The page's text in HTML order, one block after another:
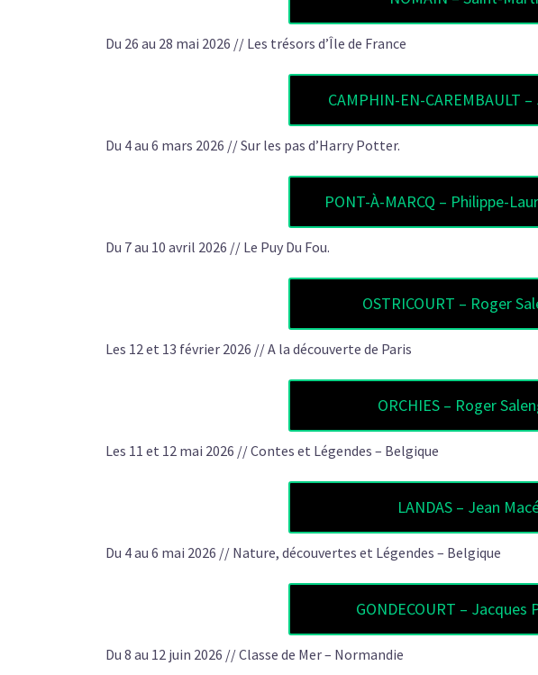
Du 26 au 28 mai 2026 // Les trésors d’Île de France
CAMPHIN-EN-CAREMBAULT
Du 4 au 6 mars 2026 // Sur les pas d’Harry Potter.
PONT-À-MARCQ – Philippe-
Du 7 au 10 avril 2026 // Le Puy Du Fou.
OSTRICOURT – Roger
Les 12 et 13 février 2026 // A la découverte de Paris
ORCHIES – Roger
Les 11 et 12 mai 2026 // Contes et Légendes – Belgique
LANDAS – Jean
Du 4 au 6 mai 2026 // Nature, découvertes et Légendes – Belgique
GONDECOURT – Jacques
Du 8 au 12 juin 2026 // Classe de Mer – Normandie